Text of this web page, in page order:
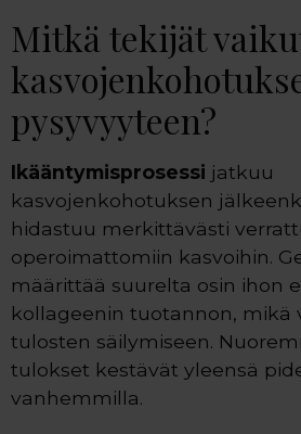
Mitkä tekijät
pysyvyyteen?
Ikääntymisprosessi jatkuu
kasvojenkohotuksen
hidastuu merkittävästi
operoimattomiin kasvoihin.
määrittää suurelta osin ihon
kollageenin tuotannon, mikä
tulosten säilymiseen.
tulokset kestävät yleensä
vanhemmilla.